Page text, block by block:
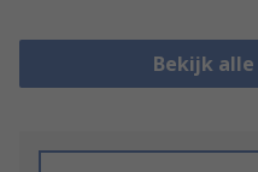
Bekijk alle